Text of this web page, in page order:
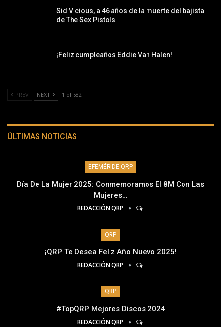
Sid Vicious, a 46 años de la muerte del bajista
de The Sex Pistols
¡Feliz cumpleaños Eddie Van Halen!
PREV NEXT 1 of 682
ÚLTIMAS NOTICIAS
EFEMÉRIDE QRP
Día De La Mujer 2025: Conmemoramos El 8M Con Las
Mujeres…
REDACCIÓN QRP
QRP
¡QRP Te Desea Feliz Año Nuevo 2025!
REDACCIÓN QRP
QRP
#TopQRP Mejores Discos 2024
REDACCIÓN QRP